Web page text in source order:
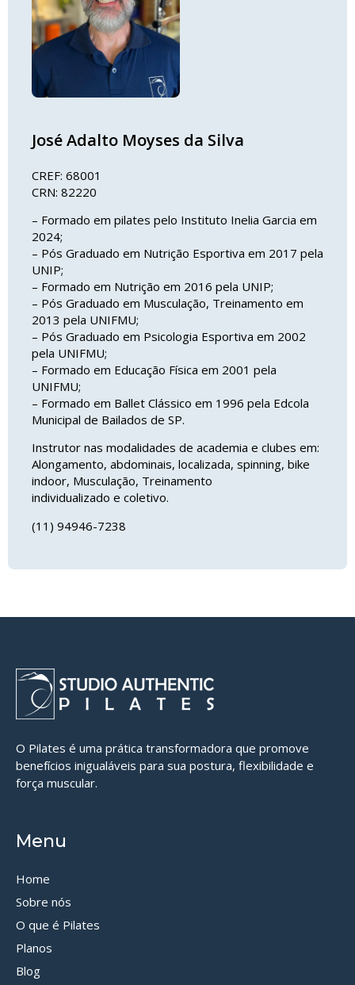
José Adalto Moyses da Silva
CREF: 68001
CRN: 82220
– Formado em pilates pelo Instituto Inelia Garcia em
2024;
– Pós Graduado em Nutrição Esportiva em 2017 pela
UNIP;
– Formado em Nutrição em 2016 pela UNIP;
– Pós Graduado em Musculação, Treinamento em
2013 pela UNIFMU;
– Pós Graduado em Psicologia Esportiva em 2002
pela UNIFMU;
– Formado em Educação Física em 2001 pela
UNIFMU;
– Formado em Ballet Clássico em 1996 pela Edcola
Municipal de Bailados de SP.
Instrutor nas modalidades de academia e clubes em:
Alongamento, abdominais, localizada, spinning, bike
indoor, Musculação, Treinamento
individualizado e coletivo.
(11) 94946-7238
O Pilates é uma prática transformadora que promove
benefícios inigualáveis para sua postura, flexibilidade e
força muscular.
Menu
Home
Sobre nós
O que é Pilates
Planos
Blog